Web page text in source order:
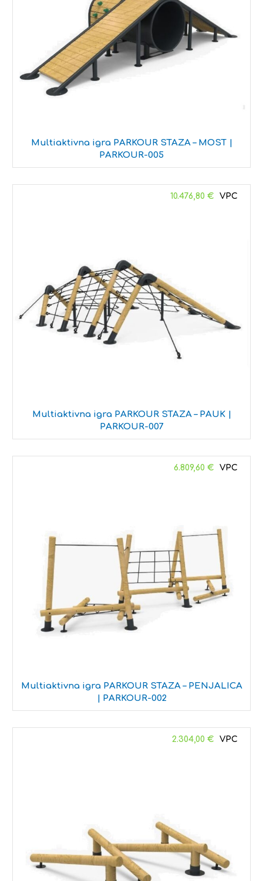
Multiaktivna igra PARKOUR STAZA – MOST |
PARKOUR-005
Multiaktivna igra PARKOUR STAZA – PAUK |
PARKOUR-007
10.476,80 €
Multiaktivna igra PARKOUR STAZA – PENJALICA
| PARKOUR-002
6.809,60 €
2.304,00 €